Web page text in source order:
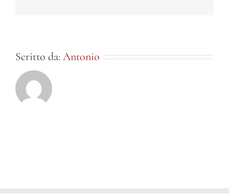
Scritto da: Antonio